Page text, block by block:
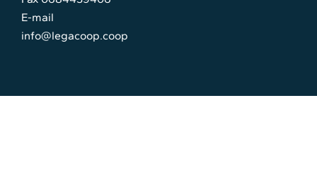
E-mail
info@legacoop.coop